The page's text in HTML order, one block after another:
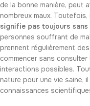
de la bonne manière, peut
nombreux maux.
signifie pas toujours sans
personnes souffrant de
prennent régulièrement
commencer sans
interactions possibles.
nature pour une vie saine,
connaissances